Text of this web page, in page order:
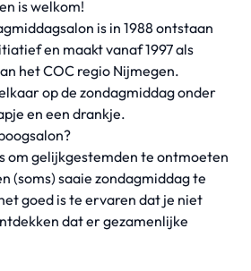
is welkom!
is in 1988 ontstaan
en maakt vanaf 1997 als
het COC regio Nijmegen.
op de zondagmiddag onder
en een drankje.
om gelijkgestemden te ontmoeten
(soms) saaie zondagmiddag te
goed is te ervaren dat je niet
dat er gezamenlijke